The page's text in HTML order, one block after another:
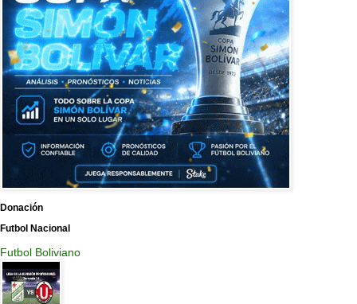
Donación
Futbol Nacional
Futbol Boliviano